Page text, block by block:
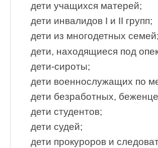
дети учащихся матерей;
дети инвалидов I и II групп;
дети из многодетных семей;
дети, находящиеся под
дети-сироты;
дети военнослужащих по
дети безработных,
дети студентов;
дети судей;
дети прокуроров и